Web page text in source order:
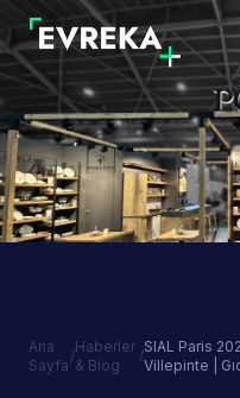
Ana
Sayfa
/
Haberler
& Blog
/
SIAL Paris
Villepinte |